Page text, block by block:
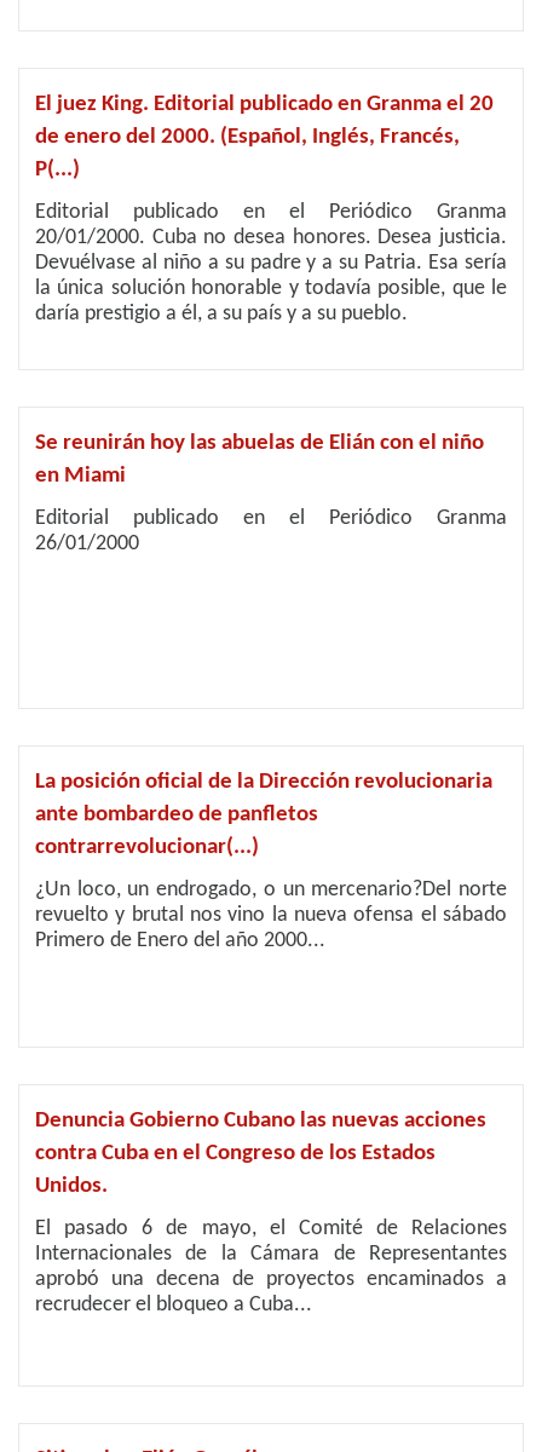
El juez King. Editorial publicado en Granma el 20
de enero del 2000. (Español, Inglés, Francés,
P(...)
Editorial publicado en el Periódico Granma
20/01/2000. Cuba no desea honores. Desea justicia.
Devuélvase al niño a su padre y a su Patria. Esa sería
la única solución honorable y todavía posible, que le
daría prestigio a él, a su país y a su pueblo.
Se reunirán hoy las abuelas de Elián con el niño
en Miami
Editorial publicado en el Periódico Granma
26/01/2000
La posición oficial de la Dirección revolucionaria
ante bombardeo de panfletos
contrarrevolucionar(...)
¿Un loco, un endrogado, o un mercenario?Del norte
revuelto y brutal nos vino la nueva ofensa el sábado
Primero de Enero del año 2000...
Denuncia Gobierno Cubano las nuevas acciones
contra Cuba en el Congreso de los Estados
Unidos.
El pasado 6 de mayo, el Comité de Relaciones
Internacionales de la Cámara de Representantes
aprobó una decena de proyectos encaminados a
recrudecer el bloqueo a Cuba...